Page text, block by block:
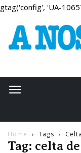
gtag('config', 'UA-
Home Tags
Tag: celta